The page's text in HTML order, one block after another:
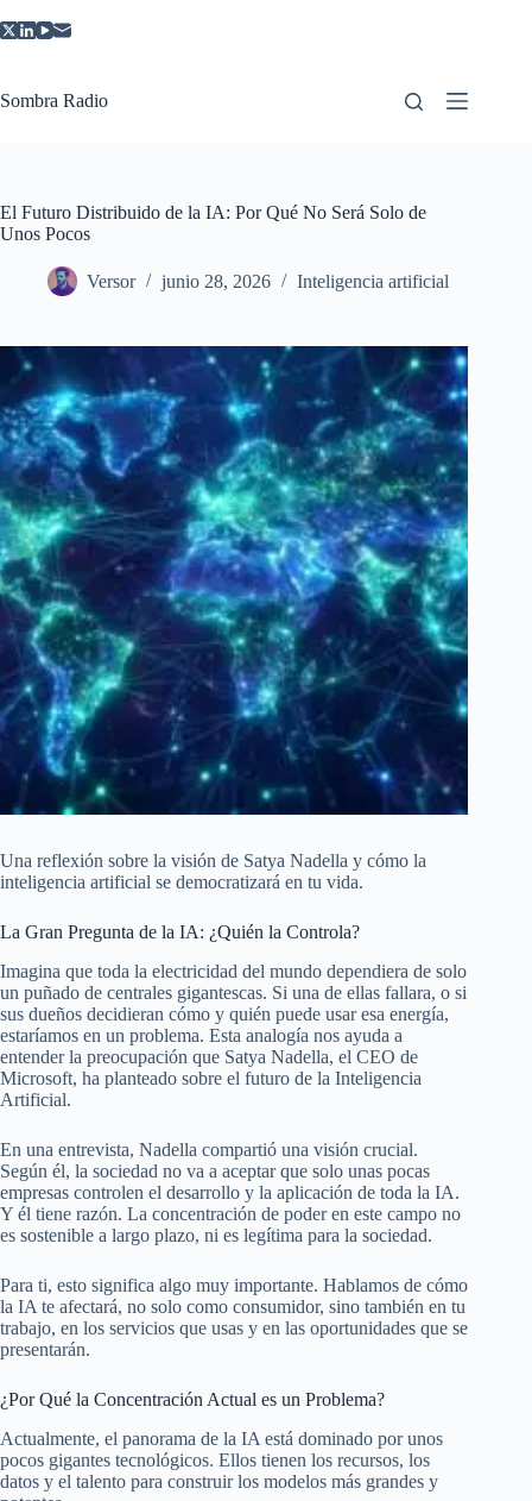
al
Sombra Radio
El Futuro Distribuido de la IA: Por Qué No Será Solo de
Unos Pocos
Versor junio 28, 2026 Inteligencia artificial
Una reflexión sobre la visión de Satya Nadella y cómo la
inteligencia artificial se democratizará en tu vida.
La Gran Pregunta de la IA: ¿Quién la Controla?
Imagina que toda la electricidad del mundo dependiera de solo
un puñado de centrales gigantescas. Si una de ellas fallara, o si
sus dueños decidieran cómo y quién puede usar esa energía,
estaríamos en un problema. Esta analogía nos ayuda a
entender la preocupación que Satya Nadella, el CEO de
Microsoft, ha planteado sobre el futuro de la Inteligencia
Artificial.
En una entrevista, Nadella compartió una visión crucial.
Según él, la sociedad no va a aceptar que solo unas pocas
empresas controlen el desarrollo y la aplicación de toda la IA.
Y él tiene razón. La concentración de poder en este campo no
es sostenible a largo plazo, ni es legítima para la sociedad.
Para ti, esto significa algo muy importante. Hablamos de cómo
la IA te afectará, no solo como consumidor, sino también en tu
trabajo, en los servicios que usas y en las oportunidades que se
presentarán.
¿Por Qué la Concentración Actual es un Problema?
Actualmente, el panorama de la IA está dominado por unos
pocos gigantes tecnológicos. Ellos tienen los recursos, los
datos y el talento para construir los modelos más grandes y